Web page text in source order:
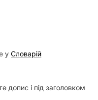
у Словарій
допис і під заголовком